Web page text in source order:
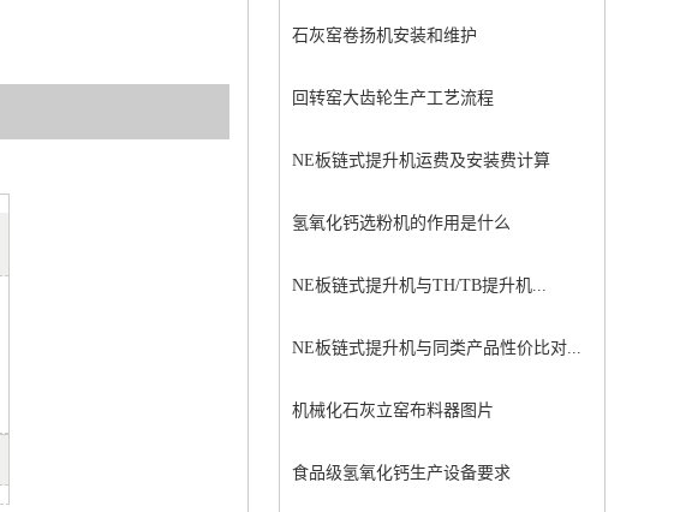
石灰窑卷扬机安装和维护
回转窑大齿轮生产工艺流程
NE板链式提升机运费及安装费计算
氢氧化钙选粉机的作用是什么
NE板链式提升机与TH/TB提升机...
NE板链式提升机与同类产品性价比对...
机械化石灰立窑布料器图片
食品级氢氧化钙生产设备要求